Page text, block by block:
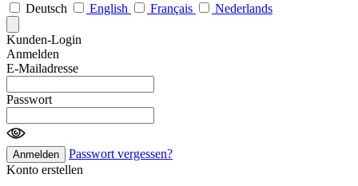
Deutsch
English Français Nederlands
Kunden-Login
Anmelden
E-Mailadresse
Passwort
Anmelden
Passwort vergessen?
Konto erstellen